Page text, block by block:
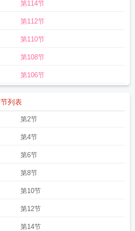
照见星星的她广播剧
江 照见星星的她 随侯珠番外
文番外照见星星的她TXT
的她全本免费阅读
随侯珠照见星星的她在线阅读
阅读 番外照见星星的她语录照见星星的她番
第114节
第112节
第110节
第108节
第106节
列表
第2节
第4节
第6节
第8节
第10节
第12节
第14节